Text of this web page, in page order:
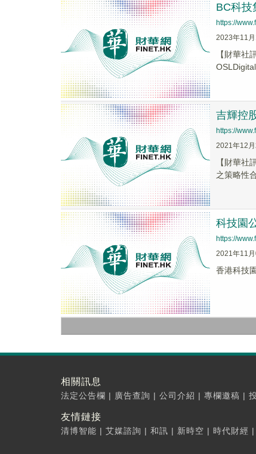
BC科技
https://
2023年11
【財華
吉輝控
https://
2021年12
【財華
之策略性
科技園
https://
2021年11
香港科技
相關訊息
法定公告欄 | 廣告查詢 | 公司介紹 | 專欄邀稿 |
友情鏈接
清博智能 | 艾媒諮詢 | 和訊 | 新時空 | 時代財經 |